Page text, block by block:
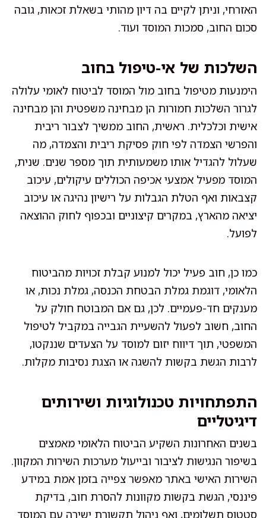
האזרחי, וניתן לקיים בה דיון מהותי בשאלת זכאות, גובה
סכום החוב, סמכות המוסד ועוד.
השלכות של אי-טיפול בחוב
הימנעות מטיפול בחוב מול המוסד לביטוח לאומי עלולה
לגרור השלכות חמורות הן מבחינה משפטית והן מבחינה
אישית וכלכלית. ראשית, החוב ממשיך לצבור ריבית
והפרשי הצמדה לפי חוק פסיקת ריבית והצמדה, מה
שעלול להגדיל אותו משמעותית תוך מספר שנים. שנית,
המוסד מפעיל אמצעי אכיפה הכוללים עיקולים, עיכוב
קצבאות ואף הטלת הגבלות על רישיון נהיגה או עיכוב
יציאה מהארץ, במקרים קיצוניים ובכפוף לחוק ההוצאה
לפועל.
כמו כן, חוב פעיל יכול למנוע קבלת זכויות מהביטוח
הלאומי, דוגמת גמלת הבטחת הכנסה, גמלת נכות, או
מענקים חד-פעמיים. לכן, גם אם המבוטח חולק על
החוב, חשוב לפעול להשעיית הגבייה במקביל לטיפול
המשפטי, תוך דיווח יזום למוסד על הצעדים שננקטו,
לרבות הגשת בקשות להשגה או הצגת נסיבות מקלות.
התפתחויות טכנולוגיות ושירותים
דיגיטליים
בשנים האחרונות השקיע הביטוח הלאומי מאמצים
בשיפור הנגישות לציבור ובייעול מערכות השירות המקוון.
השירות האישי באתר מאפשר צפייה בזמן אמת במידע
פיננסי, הגשת בקשות מקוונות להסרת חוב, בדיקת
סטטוס תשלומים, ואף ניהול תקשורת ישירה עם המוסד